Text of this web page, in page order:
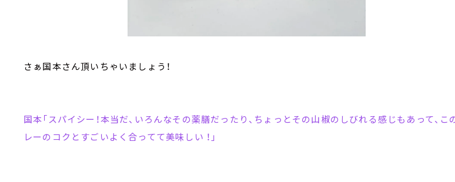
さぁ国本さん頂いちゃいましょう！
国本「スパイシー！本当だ、いろんなその薬膳だったり、ちょっとその山椒のしびれる感じもあって、こ
レーのコクとすごいよく合ってて美味しい ！」